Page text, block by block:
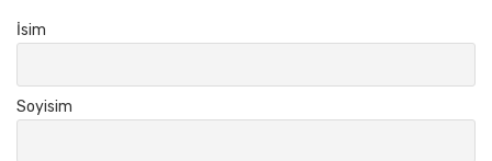
İsim
Soyisim